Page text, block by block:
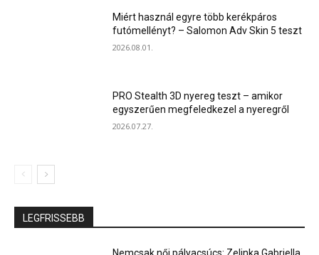
Miért használ egyre több kerékpáros
futómellényt? – Salomon Adv Skin 5 teszt
2026.08.01.
PRO Stealth 3D nyereg teszt – amikor
egyszerűen megfeledkezel a nyeregről
2026.07.27.
LEGFRISSEBB